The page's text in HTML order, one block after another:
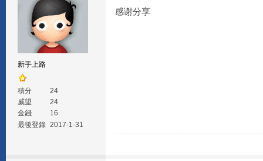
新手上路
積分
24
威望
24
金錢
16
最後登錄 2017-1-31
感谢分享